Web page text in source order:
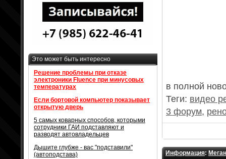
в полной
Теги: видео
3 форум,
Информация:
Это может быть интересно
Решение проблемы при отказе
электроники Fluence при минусовых
температурах
Если бортовой компьютер показывает
открытую дверь
5 самых коварных способов, которыми
сотрудники ГАИ подставляют и
разводят автовладельцев
Дышите глубже - вас "подставили"
(автоподстава)